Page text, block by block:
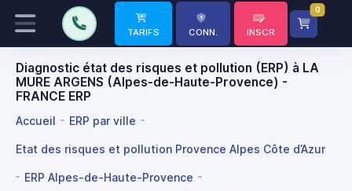
TARIFS CONN. INSCR
0
Diagnostic état des risques et pollution (ERP) à LA
MURE ARGENS (Alpes-de-Haute-Provence) -
FRANCE ERP
Accueil ERP par ville
Etat des risques et pollution Provence Alpes Côte d’Azur
ERP Alpes-de-Haute-Provence